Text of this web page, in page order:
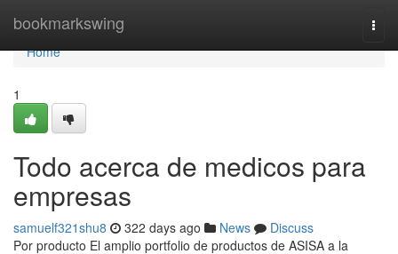
bookmarkswing
Home
Home
1
Todo acerca de medicos para
empresas
samuelf321shu8 322 days ago News
Discuss
Por producto El amplio portfolio de productos de ASISA a la